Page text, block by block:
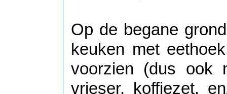
Op de begane
keuken met
voorzien (dus ook
vrieser, koffiezet,